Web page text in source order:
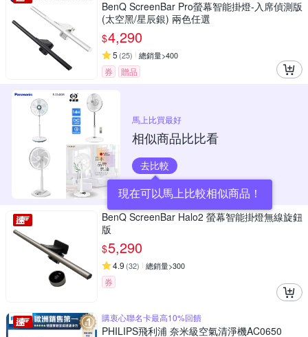
BenQ ScreenBar Pro螢幕智能掛燈-入席偵測版
(太空黑/星辰銀) 兩色任選
$4,290
5 (25) 總銷量>400
券 贈品
馬上比買最好
相似商品比比看
去比較
現在可以馬上比較相似商品！
BenQ ScreenBar Halo2 螢幕智能掛燈無線旋鈕
版
$5,290
4.9 (32) 總銷量>300
券
購衷心聯名卡最高10%回饋
PHILIPS飛利浦 奈米級空氣清淨機AC0650